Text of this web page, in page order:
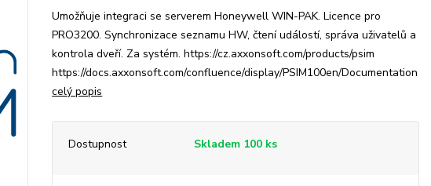
Umožňuje integraci se serverem Honeywell WIN-PAK. Licence pro
PRO3200. Synchronizace seznamu HW, čtení událostí, správa uživatelů a
kontrola dveří. Za systém. https://cz.axxonsoft.com/products/psim
https://docs.axxonsoft.com/confluence/display/PSIM100en/Documentation
celý popis
Dostupnost Skladem 100 ks